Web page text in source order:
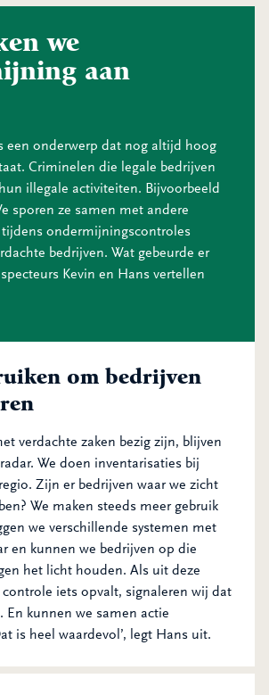
we
aan
een onderwerp dat nog altijd hoog
Criminelen die legale bedrijven
illegale activiteiten. Bijvoorbeeld
sporen ze samen met andere
tijdens ondermijningscontroles
bedrijven. Wat gebeurde er
Kevin en Hans vertellen
om bedrijven
verdachte zaken bezig zijn, blijven
We doen inventarisaties bij
Zijn er bedrijven waar we zicht
We maken steeds meer gebruik
we verschillende systemen met
en kunnen we bedrijven op die
het licht houden. Als uit deze
iets opvalt, signaleren wij dat
En kunnen we samen actie
is heel waardevol’, legt Hans uit.